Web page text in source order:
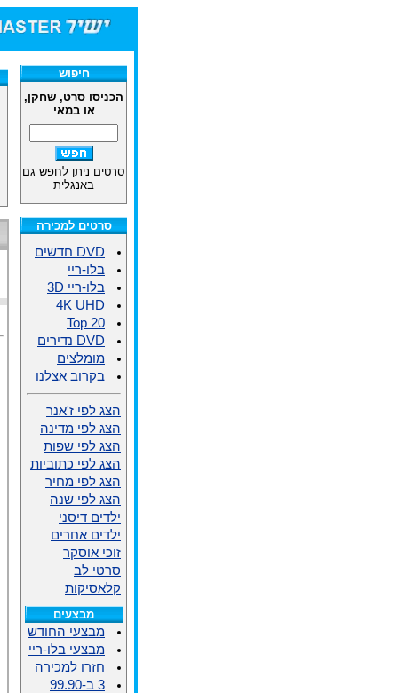
חיפוש
הכניסו סרט, שחקן,
או במאי
סרטים ניתן לחפש גם
באנגלית
סרטים למכירה
DVD חדשים
בלו-ריי
בלו-ריי 3D
4K UHD
Top 20
DVD נדירים
מומלצים
בקרוב אצלנו
הצג לפי ז'אנר
הצג לפי מדינה
הצג לפי שפות
הצג לפי כתוביות
הצג לפי מחיר
הצג לפי שנה
ילדים דיסני
ילדים אחרים
זוכי אוסקר
סרטי לב
קלאסיקות
מבצעים
מבצעי החודש
מבצעי בלו-ריי
חזרו למכירה
3 ב-99.90